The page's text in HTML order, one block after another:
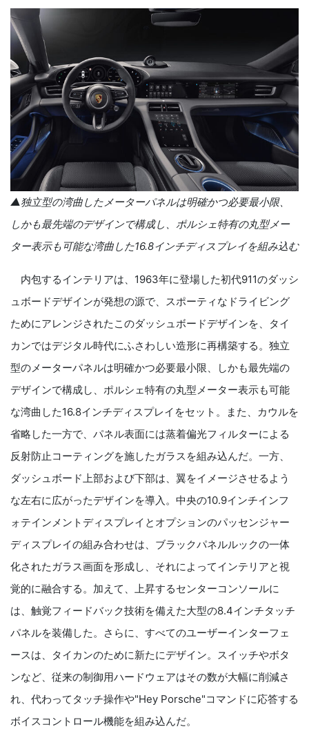
▲独立型の湾曲したメーターパネルは明確かつ必要最小限、
しかも最先端のデザインで構成し、ポルシェ特有の丸型メー
ター表示も可能な湾曲した16.8インチディスプレイを組み込む
内包するインテリアは、1963年に登場した初代911のダッシ
ュボードデザインが発想の源で、スポーティなドライビング
ためにアレンジされたこのダッシュボードデザインを、タイ
カンではデジタル時代にふさわしい造形に再構築する。独立
型のメーターパネルは明確かつ必要最小限、しかも最先端の
デザインで構成し、ポルシェ特有の丸型メーター表示も可能
な湾曲した16.8インチディスプレイをセット。また、カウルを
省略した一方で、パネル表面には蒸着偏光フィルターによる
反射防止コーティングを施したガラスを組み込んだ。一方、
ダッシュボード上部および下部は、翼をイメージさせるよう
な左右に広がったデザインを導入。中央の10.9インチインフ
ォテインメントディスプレイとオプションのパッセンジャー
ディスプレイの組み合わせは、ブラックパネルルックの一体
化されたガラス画面を形成し、それによってインテリアと視
覚的に融合する。加えて、上昇するセンターコンソールに
は、触覚フィードバック技術を備えた大型の8.4インチタッチ
パネルを装備した。さらに、すべてのユーザーインターフェ
ースは、タイカンのために新たにデザイン。スイッチやボタ
ンなど、従来の制御用ハードウェアはその数が大幅に削減さ
れ、代わってタッチ操作や"Hey Porsche"コマンドに応答する
ボイスコントロール機能を組み込んだ。